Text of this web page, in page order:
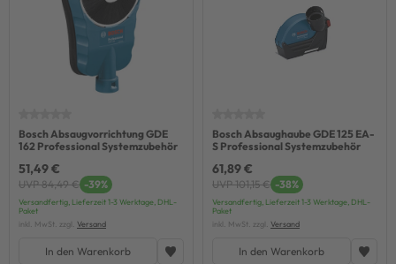
Bosch Absaugvorrichtung GDE
162 Professional Systemzubehör
51,49 €
UVP 84,49 € -39%
Versandfertig, Lieferzeit 1-3 Werktage, DHL-
Paket
inkl. MwSt. zzgl. Versand
In den Warenkorb
Bosch Absaughaube GDE 125 EA-
S Professional Systemzubehör
61,89 €
UVP 101,15 € -38%
Versandfertig, Lieferzeit 1-3 Werktage, DHL-
Paket
inkl. MwSt. zzgl. Versand
In den Warenkorb